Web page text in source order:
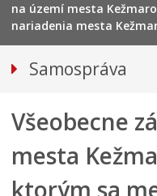
na území mesta
nariadenia mesta
Samospráva
Mestské
Mestská školská rada
Elektronická verejná
Všeobecne
mesta
ktorým sa